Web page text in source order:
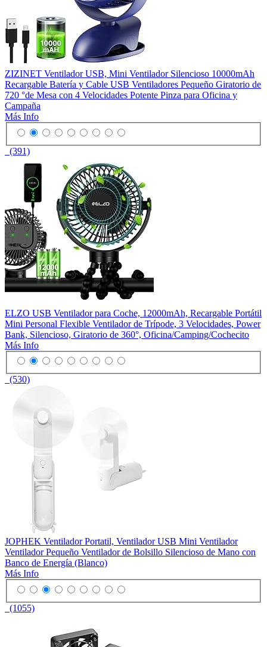
ZIZINET Ventilador USB, Mini Ventilador Silencioso 10000mAh
Recargable Batería y Cable USB Ventiladores Pequeño Giratorio de
720 °de Mesa con 4 Velocidades Potente Pinza para Oficina y
Campaña
Más Info
(391)
ELZO USB Ventilador para Coche, 12000mAh, Recargable Portátil
Mini Personal Flexible Ventilador de Trípode, 3 Velocidades, Power
Bank, Silencioso, Giratorio de 360°, Oficina/Camping/Cochecito
Más Info
(530)
JOPHEK Ventilador Portatil, Ventilador USB Mini Ventilador
Ventilador Pequeño Ventilador de Bolsillo Silencioso de Mano con
Banco de Energía (Blanco)
Más Info
(1055)